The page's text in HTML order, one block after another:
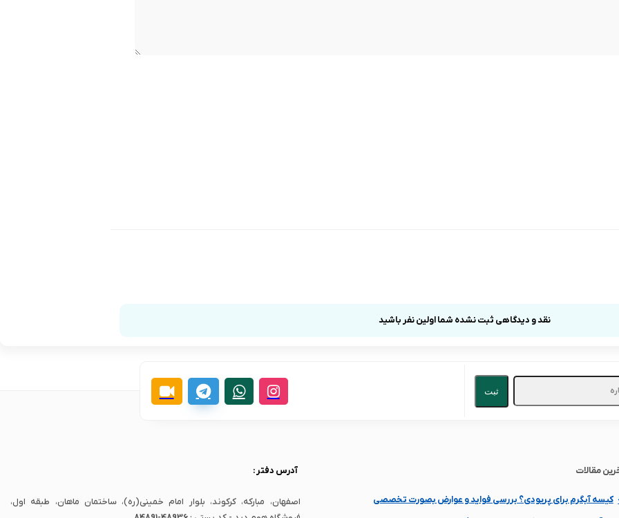
نقد و دیدگاهی ثبت نشده شما اولین نفر باشید
ثبت
مقالات
کیسه آبگرم برای پریودی؟ بررسی فواید و عوارض بصورت تخصصی
آدرس دفتر :
اصفهان، مبارکه، کرکوند، بلوار امام خمینی(ره)، ساختمان ماهان، طبقه اول،